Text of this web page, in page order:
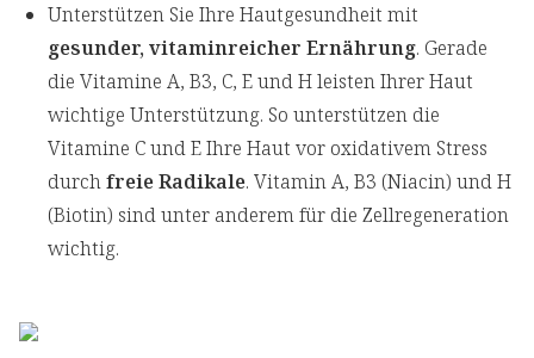
Unterstützen Sie Ihre Hautgesundheit mit
gesunder, vitaminreicher Ernährung. Gerade
die Vitamine A, B3, C, E und H leisten Ihrer Haut
wichtige Unterstützung. So unterstützen die
Vitamine C und E Ihre Haut vor oxidativem Stress
durchfreie Radikale. Vitamin A, B3 (Niacin) und H
(Biotin) sind unter anderem für die Zellregeneration
wichtig.